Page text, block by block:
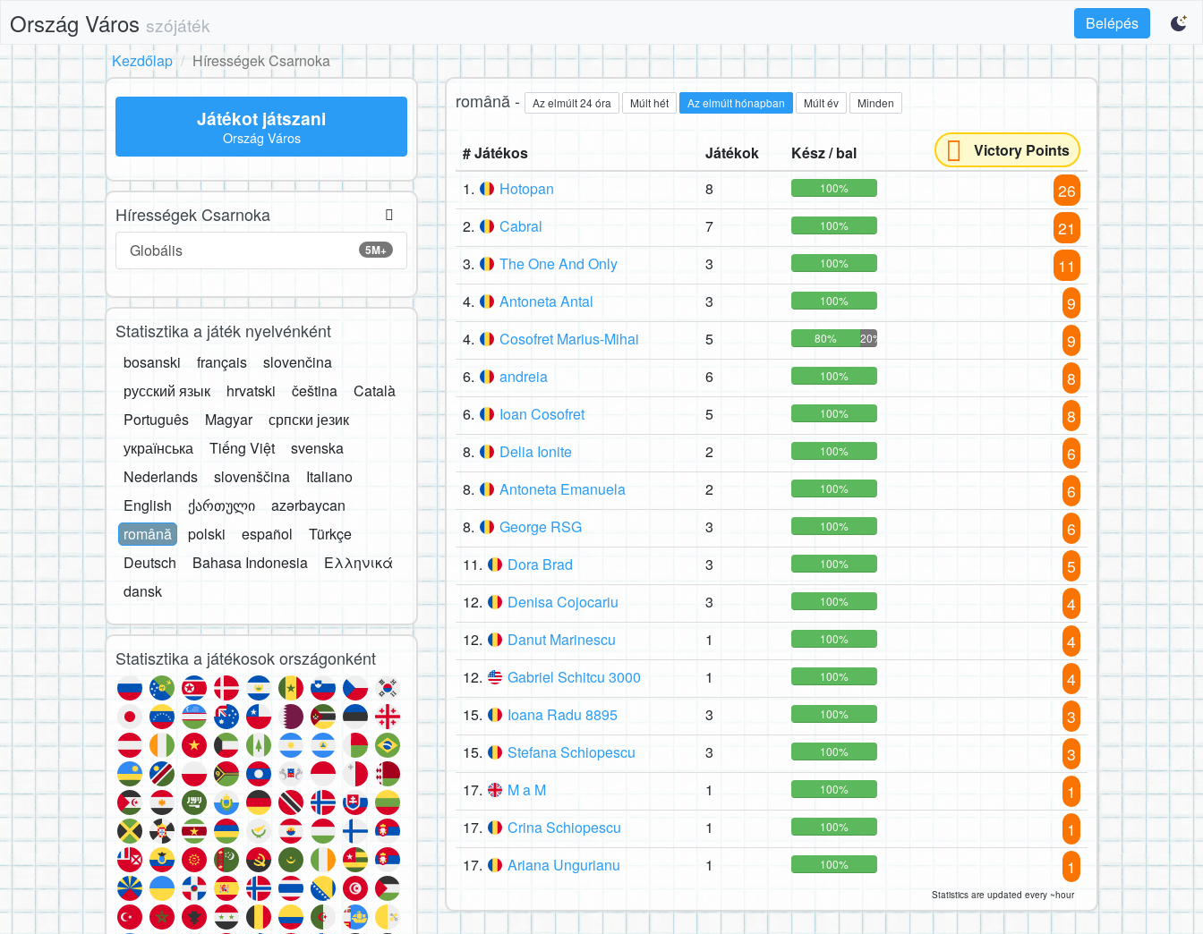
Ország Város szójáték
Belépés
Kezdőlap
Hírességek Csarnoka
română - Az elmúlt 24 óra Múlt hét Az elmúlt hónapban Múlt év Minden
# Játékos Játékok Kész / bal
Victory Points
1.
Hotopan 8 100% 26
2. Cabral 7 100% 21
3. The One And Only 3 100% 11
4. Antoneta Antal 3 100% 9
4. Cosofret Marius-Mihai 5 80% 20% 9
6. andreia 6 100% 8
6. Ioan Cosofret 5 100% 8
8. Delia Ionite 2 100% 6
8. Antoneta Emanuela 2 100% 6
8. George RSG 3 100% 6
11. Dora Brad 3 100% 5
12. Denisa Cojocariu 3 100% 4
12. Danut Marinescu 1 100% 4
12. Gabriel Schitcu 3000 1 100% 4
15. Ioana Radu 8895 3 100% 3
15. Stefana Schiopescu 3 100% 3
17. M a M 1 100% 1
17. Crina Schiopescu 1 100% 1
17. Ariana Ungurianu 1 100% 1
Statistics are updated every ~hour
Játékot játszani
Ország Város
Hírességek Csarnoka
5M+
Globális
Statisztika a játék nyelvénként
bosanski français
slovenčina
русский язык
hrvatski čeština
Català
Português
Magyar
српски језик
українська
Tiếng Việt
svenska
Nederlands
slovenščina
Italiano
English
ქართული
azərbaycan
română
polski español
Türkçe
Deutsch
Bahasa Indonesia
Ελληνικά
dansk
Statisztika a játékosok országonként